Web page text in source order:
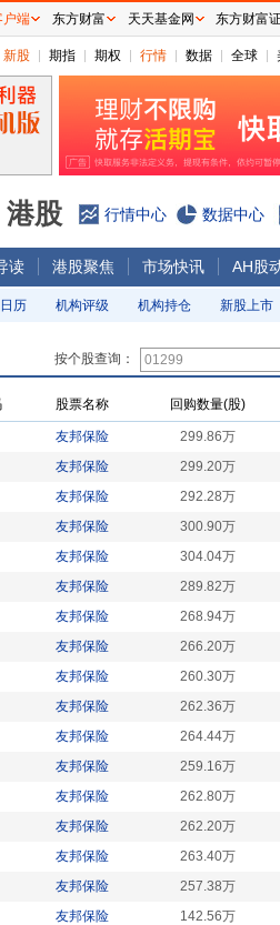
新股 期指 期权 行情 数据 全球
港股 行情中心 数据中心
读 港股聚焦 市场快讯 AH股
历 机构评级 机构持仓 新股上市
按个股查询：
股票名称 回购数量(股)
友邦保险 299.86万
友邦保险 299.20万
友邦保险 292.28万
友邦保险 300.90万
友邦保险 304.04万
友邦保险 289.82万
友邦保险 268.94万
友邦保险 266.20万
友邦保险 260.30万
友邦保险 262.36万
友邦保险 264.44万
友邦保险 259.16万
友邦保险 262.80万
友邦保险 262.20万
友邦保险 263.40万
友邦保险 257.38万
友邦保险 142.56万
户端 东方财富 天天基金网 东方财富